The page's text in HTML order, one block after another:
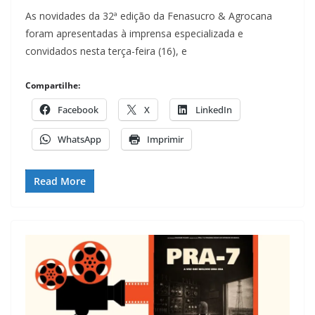
As novidades da 32ª edição da Fenasucro & Agrocana
foram apresentadas à imprensa especializada e
convidados nesta terça-feira (16), e
Compartilhe:
Facebook X LinkedIn
WhatsApp Imprimir
Read More